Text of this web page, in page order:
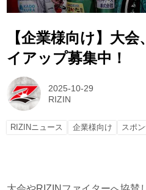
【企業様向け】大
イアップ募集中！
2025-10-29
RIZIN
RIZINニュース 企業様向け スポ